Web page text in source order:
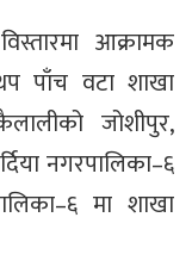
आक्रामक
पाँच वटा शाखा
जोशीपुर,
नगरपालिका–६
मा शाखा